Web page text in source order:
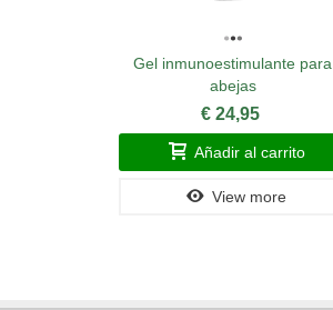
Gel inmunoestimulante para
abejas
€ 24,95
Añadir al carrito
View more